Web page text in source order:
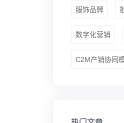
服饰品牌
数字化营销
C2M产销协同